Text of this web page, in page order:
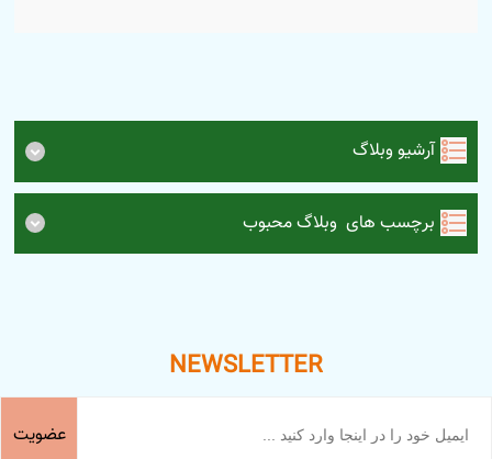
آرشیو وبلاگ
برچسب های وبلاگ محبوب
NEWSLETTER
عضویت